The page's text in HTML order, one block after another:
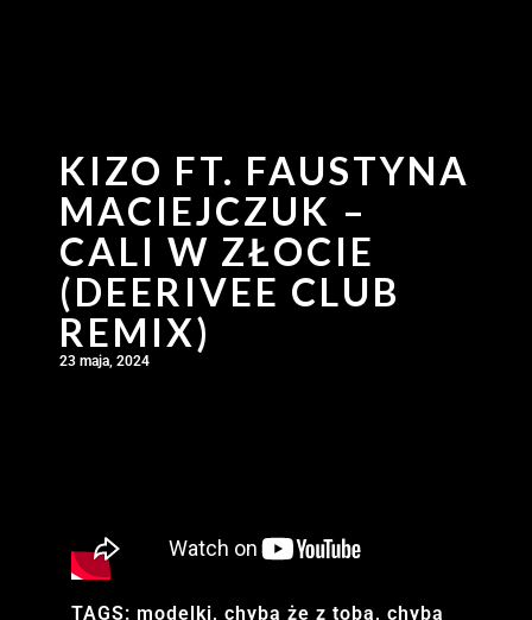
KIZO FT. FAUSTYNA
MACIEJCZUK –
CALI W ZŁOCIE
(DEERIVEE CLUB
REMIX)
23 maja, 2024
TAGS: modelki, chyba że z tobą, chyba